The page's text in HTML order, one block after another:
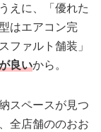
うえに、「優れた
はエアコン完
ファルト舗装」
良いから。
スペースが見つ
全店舗ののおお